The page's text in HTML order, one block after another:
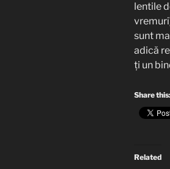
lentile
sunt
adică
ți un
Share this:
Related